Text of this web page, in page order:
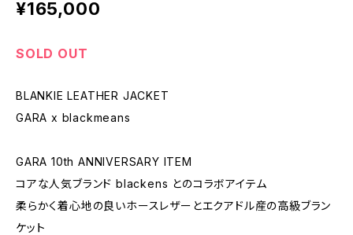
¥165,000
SOLD OUT
BLANKIE LEATHER JACKET
GARA x blackmeans
GARA 10th ANNIVERSARY ITEM
コアな人気ブランド blackens とのコラボアイテム
柔らかく着心地の良いホースレザーとエクアドル産の高級ブラン
ケット